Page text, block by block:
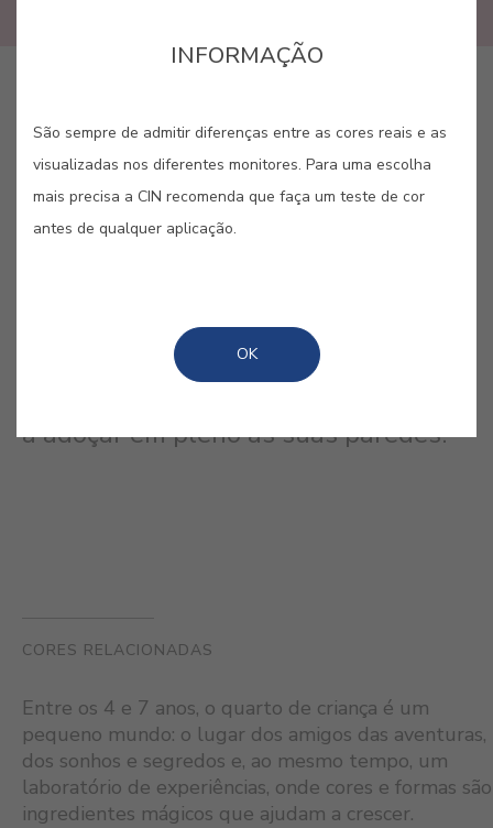
Esta cor não tem de ser um cliché.
Verá que resulta não só em
a adoçar em pleno as suas paredes.
CORES RELACIONADAS
Entre os 4 e 7 anos, o quarto de criança é um
pequeno mundo: o lugar dos amigos das aventuras,
dos sonhos e segredos e, ao mesmo tempo, um
laboratório de experiências, onde cores e formas são
ingredientes mágicos que ajudam a crescer.
INFORMAÇÃO
São sempre de admitir diferenças entre as cores reais e as
visualizadas nos diferentes monitores. Para uma escolha
mais precisa a CIN recomenda que faça um teste de cor
antes de qualquer aplicação.
OK